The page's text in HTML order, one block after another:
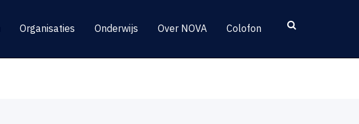
Organisaties Onderwijs Over NOVA Colofon